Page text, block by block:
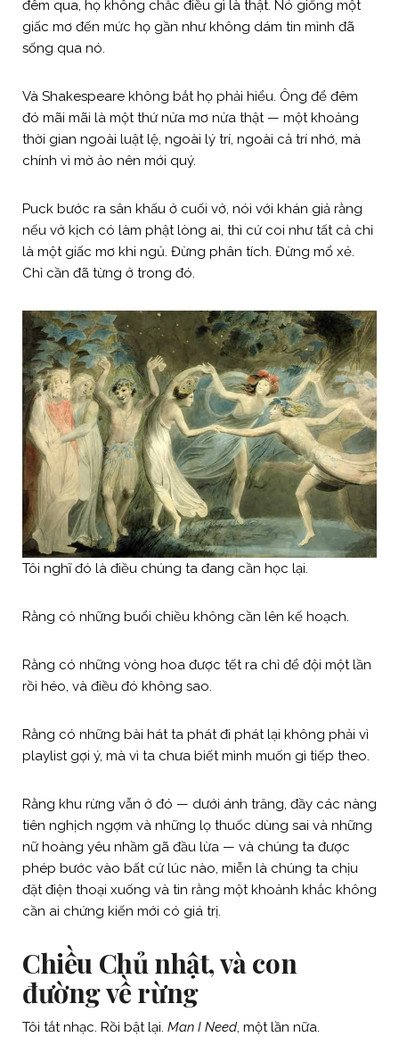
đêm qua, họ không chắc điều gì là thật. Nó giống một
giấc mơ đến mức họ gần như không dám tin mình đã
sống qua nó.
Và Shakespeare không bắt họ phải hiểu. Ông để đêm
đó mãi mãi là một thứ nửa mơ nửa thật — một khoảng
thời gian ngoài luật lệ, ngoài lý trí, ngoài cả trí nhớ, mà
chính vì mờ ảo nên mới quý.
Puck bước ra sân khấu ở cuối vở, nói với khán giả rằng
nếu vở kịch có làm phật lòng ai, thì cứ coi như tất cả chỉ
là một giấc mơ khi ngủ. Đừng phân tích. Đừng mổ xẻ.
Chỉ cần đã từng ở trong đó.
Tôi nghĩ đó là điều chúng ta đang cần học lại.
Rằng có những buổi chiều không cần lên kế hoạch.
Rằng có những vòng hoa được tết ra chỉ để đội một lần
rồi héo, và điều đó không sao.
Rằng có những bài hát ta phát đi phát lại không phải vì
playlist gợi ý, mà vì ta chưa biết mình muốn gì tiếp theo.
Rằng khu rừng vẫn ở đó — dưới ánh trăng, đầy các nàng
tiên nghịch ngợm và những lọ thuốc dùng sai và những
nữ hoàng yêu nhầm gã đầu lừa — và chúng ta được
phép bước vào bất cứ lúc nào, miễn là chúng ta chịu
đặt điện thoại xuống và tin rằng một khoảnh khắc không
cần ai chứng kiến mới có giá trị.
Chiều Chủ nhật, và con
đường về rừng
Tôi tắt nhạc. Rồi bật lại. Man I Need, một lần nữa.